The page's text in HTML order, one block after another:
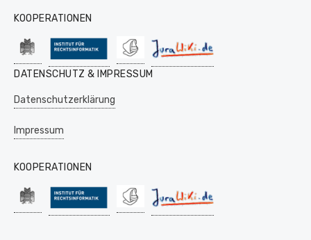
KOOPERATIONEN
DATENSCHUTZ & IMPRESSUM
Datenschutzerklärung
Impressum
KOOPERATIONEN